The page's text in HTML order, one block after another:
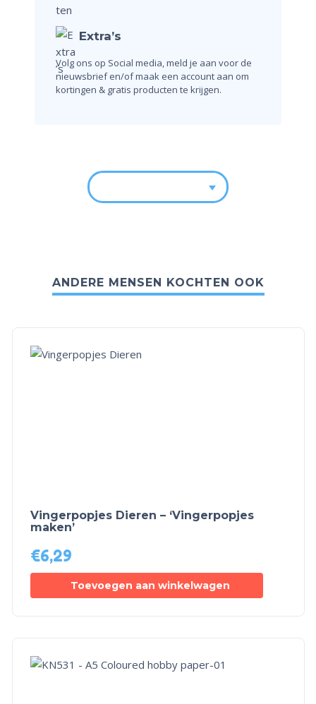
Extra’s
Volg ons op Social media, meld je aan voor de
nieuwsbrief en/of maak een account aan om
kortingen & gratis producten te krijgen.
ANDERE MENSEN KOCHTEN OOK
Vingerpopjes Dieren – ‘Vingerpopjes
maken’
€6,29
Toevoegen aan winkelwagen